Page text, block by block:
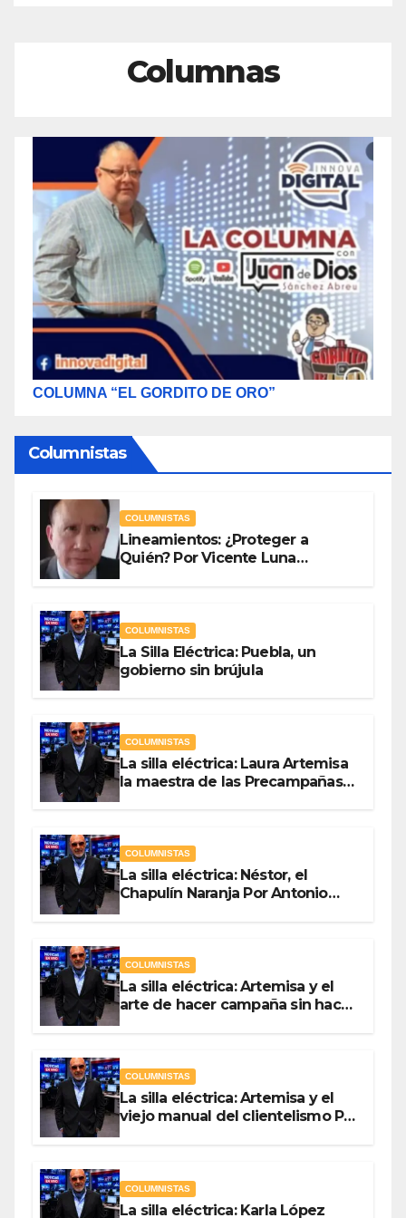
Columnas
COLUMNA “EL GORDITO DE ORO”
Columnistas
COLUMNISTAS
Lineamientos: ¿Proteger a
Quién? Por Vicente Luna
COLUMNISTAS
La Silla Eléctrica: Puebla, un
gobierno sin brújula
COLUMNISTAS
La silla eléctrica: Laura Artemisa
la maestra de las Precampañas
COLUMNISTAS
La silla eléctrica: Néstor, el
Chapulín Naranja Por Antonio
COLUMNISTAS
La silla eléctrica: Artemisa y el
arte de hacer campaña sin hacer
COLUMNISTAS
La silla eléctrica: Artemisa y el
viejo manual del clientelismo Por
COLUMNISTAS
La silla eléctrica: Karla López